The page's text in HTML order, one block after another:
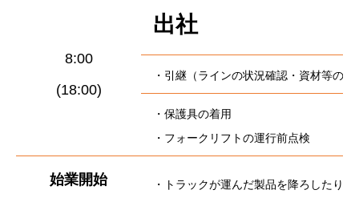
8:00
(18:00)
出社
・引継（ラインの状況確認・資材等の
・保護具の着用
・フォークリフトの運行前点検
始業開始
・トラックが運んだ製品を降ろしたり